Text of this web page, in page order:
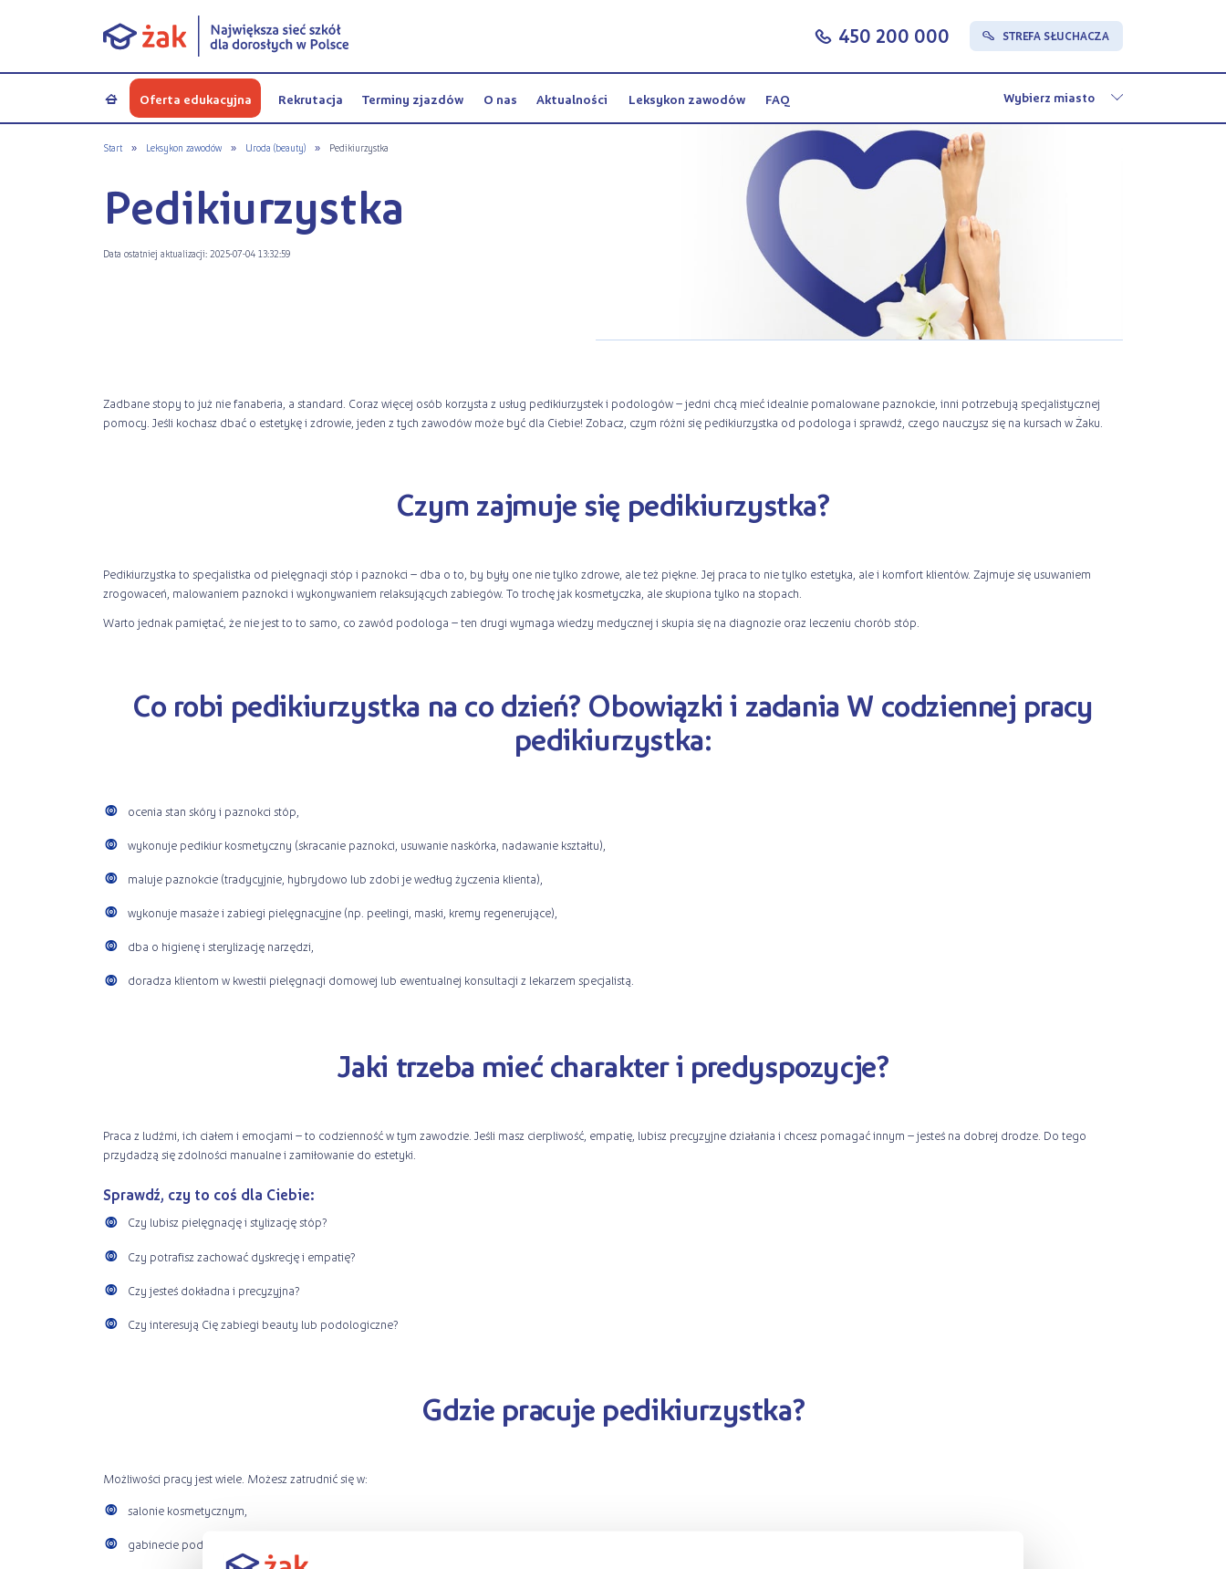
a Oferta edukacyjna Rekrutacja Terminy zjazdów O nas Aktualności Leksykon zawodów FAQ
c 450 200 000 s STREFA SŁUCHACZA
Start » Leksykon zawodów » Uroda (beauty) » Pedikiurzystka
Pedikiurzystka
Data ostatniej aktualizacji: 2025-07-04 13:32:59
Zadbane stopy to już nie fanaberia, a standard. Coraz więcej osób korzysta z usług pedikiurzystek i podologów – jedni chcą mieć idealnie pomalowane paznokcie, inni potrzebują specjalistycznej
pomocy. Jeśli kochasz dbać o estetykę i zdrowie, jeden z tych zawodów może być dla Ciebie! Zobacz, czym różni się pedikiurzystka od podologa i sprawdź, czego nauczysz się na kursach w Żaku.
Czym zajmuje się pedikiurzystka?
Pedikiurzystka to specjalistka od pielęgnacji stóp i paznokci – dba o to, by były one nie tylko zdrowe, ale też piękne. Jej praca to nie tylko estetyka, ale i komfort klientów. Zajmuje się usuwaniem
zrogowaceń, malowaniem paznokci i wykonywaniem relaksujących zabiegów. To trochę jak kosmetyczka, ale skupiona tylko na stopach.
Warto jednak pamiętać, że nie jest to to samo, co zawód podologa – ten drugi wymaga wiedzy medycznej i skupia się na diagnozie oraz leczeniu chorób stóp.
Co robi pedikiurzystka na co dzień? Obowiązki i zadania W codziennej pracy
pedikiurzystka:
ocenia stan skóry i paznokci stóp,
wykonuje pedikiur kosmetyczny (skracanie paznokci, usuwanie naskórka, nadawanie kształtu),
maluje paznokcie (tradycyjnie, hybrydowo lub zdobi je według życzenia klienta),
wykonuje masaże i zabiegi pielęgnacyjne (np. peelingi, maski, kremy regenerujące),
dba o higienę i sterylizację narzędzi,
doradza klientom w kwestii pielęgnacji domowej lub ewentualnej konsultacji z lekarzem specjalistą.
Jaki trzeba mieć charakter i predyspozycje?
Praca z ludźmi, ich ciałem i emocjami – to codzienność w tym zawodzie. Jeśli masz cierpliwość, empatię, lubisz precyzyjne działania i chcesz pomagać innym – jesteś na dobrej drodze. Do tego
przydadzą się zdolności manualne i zamiłowanie do estetyki.
Sprawdź, czy to coś dla Ciebie:
Czy lubisz pielęgnację i stylizację stóp?
Czy potrafisz zachować dyskrecję i empatię?
Czy jesteś dokładna i precyzyjna?
Czy interesują Cię zabiegi beauty lub podologiczne?
Gdzie pracuje pedikiurzystka?
Możliwości pracy jest wiele. Możesz zatrudnić się w:
salonie kosmetycznym,
gabinecie podologicznym,